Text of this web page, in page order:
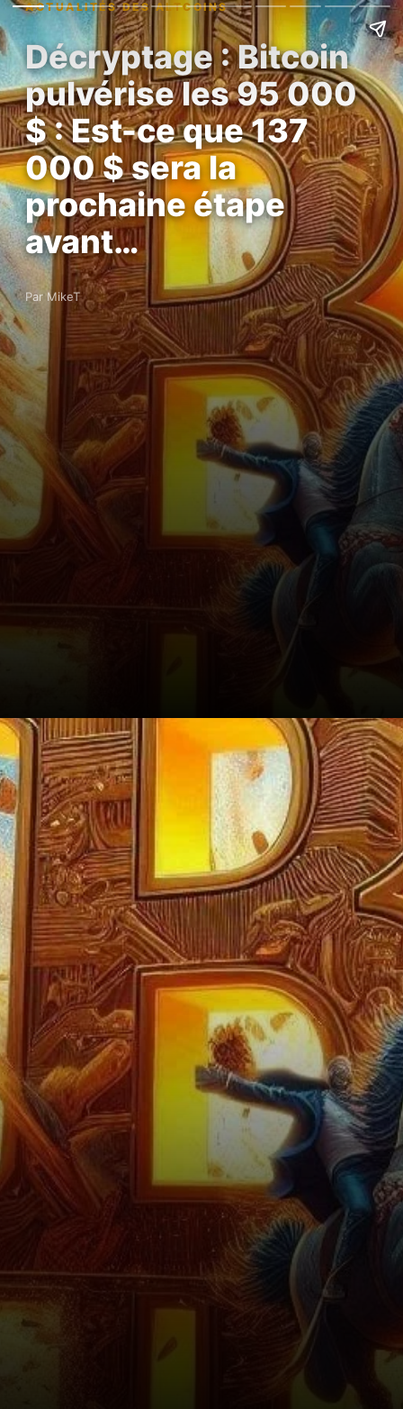
ACTUALITÉS DES ALTCOINS
Décryptage : Bitcoin
pulvérise les 95 000
$ : Est-ce que 137
000 $ sera la
prochaine étape
avant…
Par MikeT